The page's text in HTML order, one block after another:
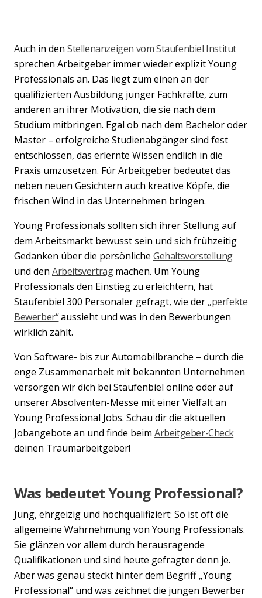
Auch in den Stellenanzeigen vom Staufenbiel Institut
sprechen Arbeitgeber immer wieder explizit Young
Professionals an. Das liegt zum einen an der
qualifizierten Ausbildung junger Fachkräfte, zum
anderen an ihrer Motivation, die sie nach dem
Studium mitbringen. Egal ob nach dem Bachelor oder
Master – erfolgreiche Studienabgänger sind fest
entschlossen, das erlernte Wissen endlich in die
Praxis umzusetzen. Für Arbeitgeber bedeutet das
neben neuen Gesichtern auch kreative Köpfe, die
frischen Wind in das Unternehmen bringen.
Young Professionals sollten sich ihrer Stellung auf
dem Arbeitsmarkt bewusst sein und sich frühzeitig
Gedanken über die persönliche Gehaltsvorstellung
und den Arbeitsvertragmachen. Um Young
Professionals den Einstieg zu erleichtern, hat
Staufenbiel 300 Personaler gefragt, wie der „perfekte
Bewerber“aussieht und was in den Bewerbungen
wirklich zählt.
Von Software- bis zur Automobilbranche – durch die
enge Zusammenarbeit mit bekannten Unternehmen
versorgen wir dich bei Staufenbiel online oder auf
unserer Absolventen-Messe mit einer Vielfalt an
Young Professional Jobs. Schau dir die aktuellen
Jobangebote an und finde beim Arbeitgeber-Check
deinen Traumarbeitgeber!
Was bedeutet Young Professional?
Jung, ehrgeizig und hochqualifiziert: So ist oft die
allgemeine Wahrnehmung von Young Professionals.
Sie glänzen vor allem durch herausragende
Qualifikationen und sind heute gefragter denn je.
Aber was genau steckt hinter dem Begriff „Young
Professional“ und was zeichnet die jungen Bewerber